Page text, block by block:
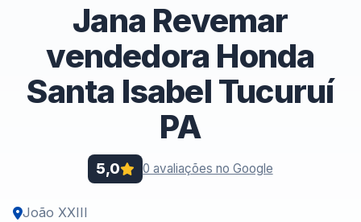
Jana Revemar
vendedora Honda
Santa Isabel Tucuruí
PA
5,0 0 avaliações no Google
João XXIII